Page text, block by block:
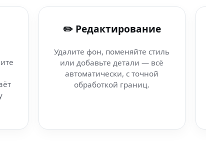
фото, видео
в Telegram
Telegram-бота
генерато�
✏️ Редактирование
Удалите фон, поменяйте стиль
или добавьте детали — всё
автоматически, с точной
обработкой границ.